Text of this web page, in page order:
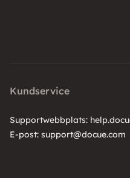
Kundservice
Supportwebbplats:
E-post: support@docue.com